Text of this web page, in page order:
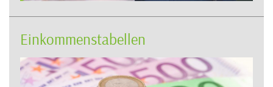
Einkommenstabellen